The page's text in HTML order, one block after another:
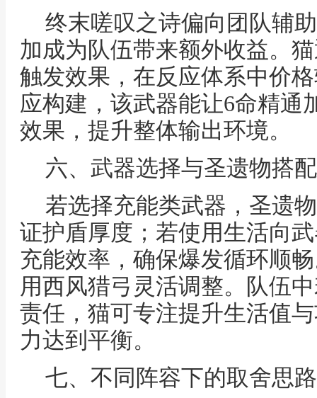
终末嗟叹之诗偏向团队辅
加成为队伍带来额外收益。
触发效果，在反应体系中价
应构建，该武器能让6命精通
效果，提升整体输出环境。
六、武器选择与圣遗物搭
若选择充能类武器，圣遗
证护盾厚度；若使用生活向
充能效率，确保爆发循环顺
用西风猎弓灵活调整。队伍
责任，猫可专注提升生活值
力达到平衡。
七、不同阵容下的取舍思路